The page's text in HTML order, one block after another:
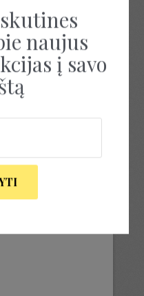
naujus
į savo